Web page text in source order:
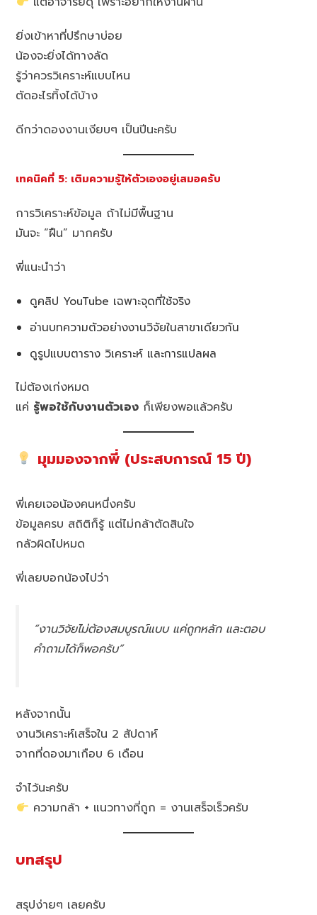
ยิ่งเข้าหาที่ปรึกษาบ่อย
น้องจะยิ่งได้ทางลัด
รู้ว่าควรวิเคราะห์แบบไหน
ตัดอะไรทิ้งได้บ้าง
ดีกว่าดองงานเงียบๆ เป็นปีนะครับ
เทคนิคที่ 5: เติมความรู้ให้ตัวเองอยู่เสมอครับ
การวิเคราะห์ข้อมูล ถ้าไม่มีพื้นฐาน
มันจะ “ฝืน” มากครับ
พี่แนะนำว่า
ดูคลิป YouTube เฉพาะจุดที่ใช้จริง
อ่านบทความตัวอย่างงานวิจัยในสาขาเดียวกัน
ดูรูปแบบตาราง วิเคราะห์ และการแปลผล
ไม่ต้องเก่งหมด
แค่ รู้พอใช้กับงานตัวเอง ก็เพียงพอแล้วครับ
มุมมองจากพี่ (ประสบการณ์ 15 ปี)
พี่เคยเจอน้องคนหนึ่งครับ
ข้อมูลครบ สถิติก็รู้ แต่ไม่กล้าตัดสินใจ
กลัวผิดไปหมด
พี่เลยบอกน้องไปว่า
“งานวิจัยไม่ต้องสมบูรณ์แบบ แค่ถูกหลัก และตอบ
คำถามได้ก็พอครับ”
หลังจากนั้น
งานวิเคราะห์เสร็จใน 2 สัปดาห์
จากที่ดองมาเกือบ 6 เดือน
จำไว้นะครับ
ความกล้า + แนวทางที่ถูก = งานเสร็จเร็วครับ
บทสรุป
สรุปง่ายๆ เลยครับ